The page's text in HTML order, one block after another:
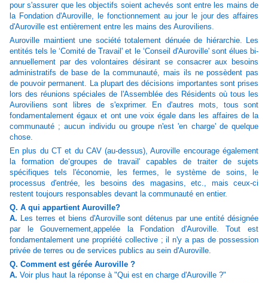
pour s'assurer que les objectifs soient achevés sont entre les mains de
la Fondation d'Auroville, le fonctionnement au jour le jour des affaires
d'Auroville est entièrement entre les mains des Auroviliens.
Auroville maintient une société totalement dénuée de hiérarchie. Les
entités tels le ‘Comité de Travail' et le ‘Conseil d'Auroville' sont élues bi-
annuellement par des volontaires désirant se consacrer aux besoins
administratifs de base de la communauté, mais ils ne possèdent pas
de pouvoir permanent. La plupart des décisions importantes sont prises
lors des réunions spéciales de l'Assemblée des Résidents où tous les
Auroviliens sont libres de s'exprimer. En d'autres mots, tous sont
fondamentalement égaux et ont une voix égale dans les affaires de la
communauté ; aucun individu ou groupe n'est 'en charge' de quelque
chose.
En plus du CT et du CAV (au-dessus), Auroville encourage également
la formation de‘groupes de travail' capables de traiter de sujets
spécifiques tels l'économie, les fermes, le système de soins, le
processus d'entrée, les besoins des magasins, etc., mais ceux-ci
restent toujours responsables devant la communauté en entier.
Q. A qui appartient Auroville?
A. Les terres et biens d'Auroville sont détenus par une entité désignée
par le Gouvernement,appelée la Fondation d'Auroville. Tout est
fondamentalement une propriété collective ; il n'y a pas de possession
privée de terres ou de services publics au sein d'Auroville.
Q. Comment est gérée Auroville ?
A. Voir plus haut la réponse à "Qui est en charge d'Auroville ?"